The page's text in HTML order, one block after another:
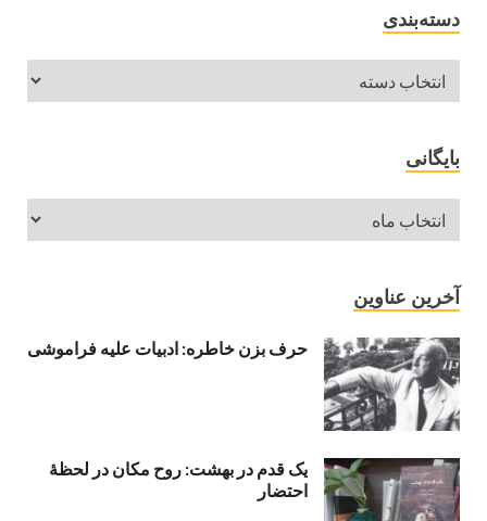
دسته‌بندی
بایگانی
آخرین عناوین
حرف بزن خاطره: ادبیات علیه فراموشی
یک قدم در بهشت: روح مکان در لحظهٔ
احتضار